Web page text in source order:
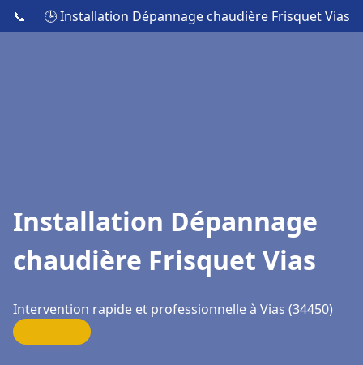
📞 🕒 Installation Dépannage chaudière Frisquet Vias
Installation Dépannage
chaudière Frisquet Vias
Intervention rapide et professionnelle à Vias (34450)